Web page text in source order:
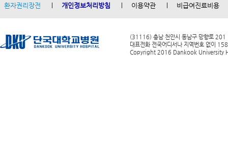
환자권리장전 개인정보처리방침 이용약관 비급여진료비용
(31116) 충남 천안시 동남구 망향로 201
대표전화 전국어디서나 지역번호 없이
Copyright 2016 Dankook University